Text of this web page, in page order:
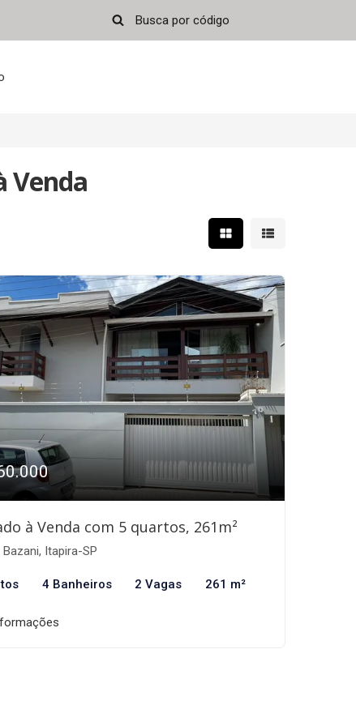
Venda
Mostrar resultados em
Mostrar
à Venda com 5 quartos, 261m²
Bazani, Itapira-SP
4 Banheiros 2 Vagas 261 m²